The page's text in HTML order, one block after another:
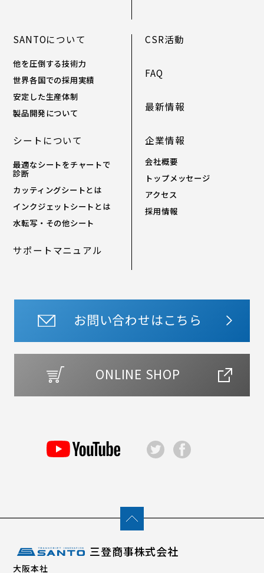
SANTOについて
他を圧倒する技術力
世界各国での採用実績
安定した生産体制
製品開発について
シートについて
最適なシートをチャートで
診断
カッティングシートとは
インクジェットシートとは
水転写・その他シート
サポートマニュアル
CSR活動
FAQ
最新情報
企業情報
会社概要
トップメッセージ
アクセス
採用情報
お問い合わせはこちら
ONLINE SHOP
三登商事株式会社
大阪本社